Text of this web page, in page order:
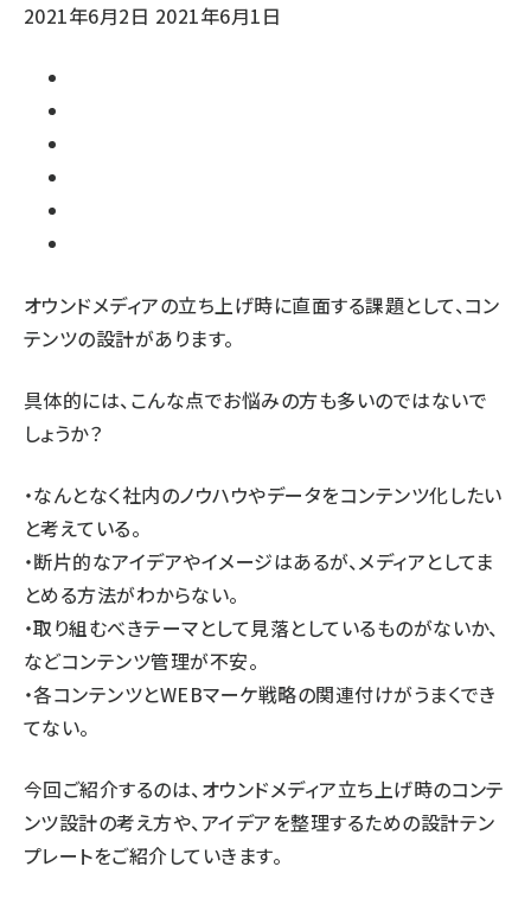
2021年6月2日 2021年6月1日
オウンドメディアの立ち上げ時に直面する課題として、コン
テンツの設計があります。
具体的には、こんな点でお悩みの方も多いのではないで
しょうか？
・なんとなく社内のノウハウやデータをコンテンツ化したい
と考えている。
・断片的なアイデアやイメージはあるが、メディアとしてま
とめる方法がわからない。
・取り組むべきテーマとして見落としているものがないか、
などコンテンツ管理が不安。
・各コンテンツとWEBマーケ戦略の関連付けがうまくでき
てない。
今回ご紹介するのは、オウンドメディア立ち上げ時のコンテ
ンツ設計の考え方や、アイデアを整理するための設計テン
プレートをご紹介していきます。